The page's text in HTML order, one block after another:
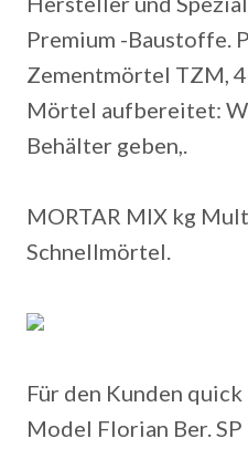
Premium -Baustoffe.
Zementmörtel TZM,
Mörtel aufbereitet:
Behälter geben,.
MORTAR MIX kg
Schnellmörtel.
Für den Kunden
Model Florian Ber. SP